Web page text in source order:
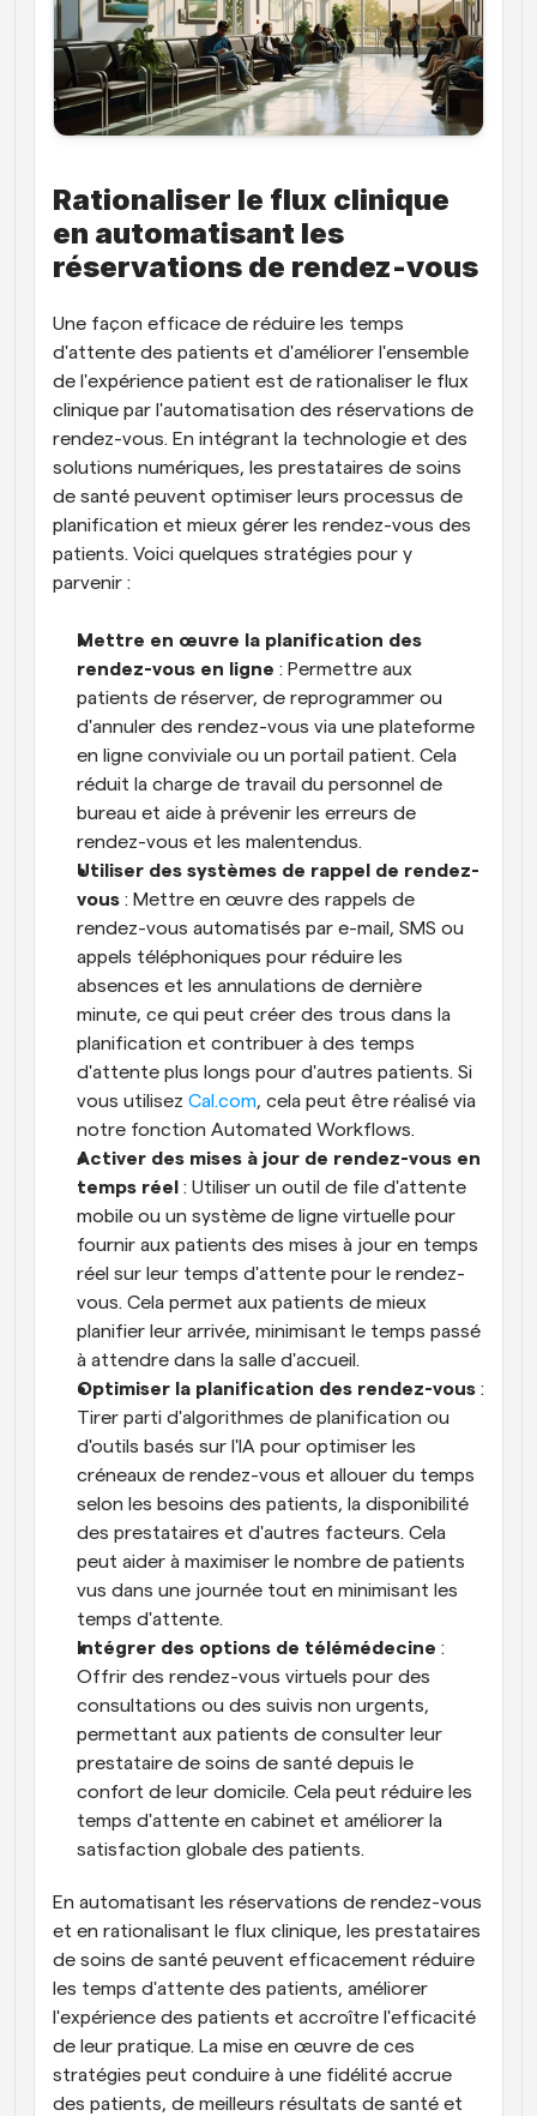
Rationaliser le flux clinique
en automatisant les
réservations de rendez-vous
Une façon efficace de réduire les temps
d'attente des patients et d'améliorer l'ensemble
de l'expérience patient est de rationaliser le flux
clinique par l'automatisation des réservations de
rendez-vous. En intégrant la technologie et des
solutions numériques, les prestataires de soins
de santé peuvent optimiser leurs processus de
planification et mieux gérer les rendez-vous des
patients. Voici quelques stratégies pour y
parvenir :
Mettre en œuvre la planification des
rendez-vous en ligne : Permettre aux
patients de réserver, de reprogrammer ou
d'annuler des rendez-vous via une plateforme
en ligne conviviale ou un portail patient. Cela
réduit la charge de travail du personnel de
bureau et aide à prévenir les erreurs de
rendez-vous et les malentendus.
Utiliser des systèmes de rappel de rendez-
vous : Mettre en œuvre des rappels de
rendez-vous automatisés par e-mail, SMS ou
appels téléphoniques pour réduire les
absences et les annulations de dernière
minute, ce qui peut créer des trous dans la
planification et contribuer à des temps
d'attente plus longs pour d'autres patients. Si
vous utilisez Cal.com, cela peut être réalisé via
notre fonction Automated Workflows.
Activer des mises à jour de rendez-vous en
temps réel : Utiliser un outil de file d'attente
mobile ou un système de ligne virtuelle pour
fournir aux patients des mises à jour en temps
réel sur leur temps d'attente pour le rendez-
vous. Cela permet aux patients de mieux
planifier leur arrivée, minimisant le temps passé
à attendre dans la salle d'accueil.
Optimiser la planification des rendez-vous :
Tirer parti d'algorithmes de planification ou
d'outils basés sur l'IA pour optimiser les
créneaux de rendez-vous et allouer du temps
selon les besoins des patients, la disponibilité
des prestataires et d'autres facteurs. Cela
peut aider à maximiser le nombre de patients
vus dans une journée tout en minimisant les
temps d'attente.
Intégrer des options de télémédecine :
Offrir des rendez-vous virtuels pour des
consultations ou des suivis non urgents,
permettant aux patients de consulter leur
prestataire de soins de santé depuis le
confort de leur domicile. Cela peut réduire les
temps d'attente en cabinet et améliorer la
satisfaction globale des patients.
En automatisant les réservations de rendez-vous
et en rationalisant le flux clinique, les prestataires
de soins de santé peuvent efficacement réduire
les temps d'attente des patients, améliorer
l'expérience des patients et accroître l'efficacité
de leur pratique. La mise en œuvre de ces
stratégies peut conduire à une fidélité accrue
des patients, de meilleurs résultats de santé et